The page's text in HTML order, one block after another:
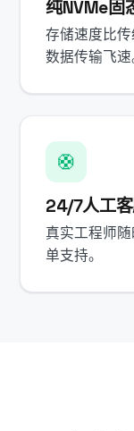
纯NVMe固
存储速度比
数据传输飞速
🛟
24/7人工
真实工程师
单支持。